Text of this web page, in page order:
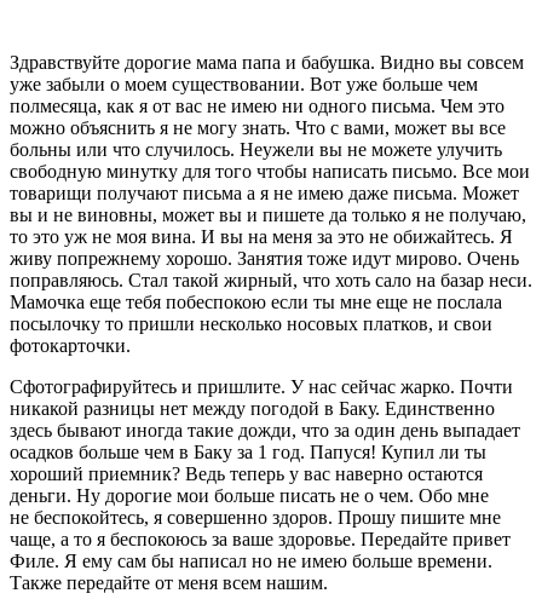
Здравствуйте дорогие мама папа и бабушка. Видно вы совсем
уже забыли о моем существовании. Вот уже больше чем
полмесяца, как я от вас не имею ни одного письма. Чем это
можно объяснить я не могу знать. Что с вами, может вы все
больны или что случилось. Неужели вы не можете улучить
свободную минутку для того чтобы написать письмо. Все мои
товарищи получают письма а я не имею даже письма. Может
вы и не виновны, может вы и пишете да только я не получаю,
то это уж не моя вина. И вы на меня за это не обижайтесь. Я
живу попрежнему хорошо. Занятия тоже идут мирово. Очень
поправляюсь. Стал такой жирный, что хоть сало на базар неси.
Мамочка еще тебя побеспокою если ты мне еще не послала
посылочку то пришли несколько носовых платков, и свои
фотокарточки.
Сфотографируйтесь и пришлите. У нас сейчас жарко. Почти
никакой разницы нет между погодой в Баку. Единственно
здесь бывают иногда такие дожди, что за один день выпадает
осадков больше чем в Баку за 1 год. Папуся! Купил ли ты
хороший приемник? Ведь теперь у вас наверно остаются
деньги. Ну дорогие мои больше писать не о чем. Обо мне
не беспокойтесь, я совершенно здоров. Прошу пишите мне
чаще, а то я беспокоюсь за ваше здоровье. Передайте привет
Филе. Я ему сам бы написал но не имею больше времени.
Также передайте от меня всем нашим.